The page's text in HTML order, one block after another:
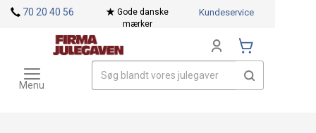
70 20 40 56
Gode danske
mærker
Kundeservice
Toggle
navigation
Menu
Mærker